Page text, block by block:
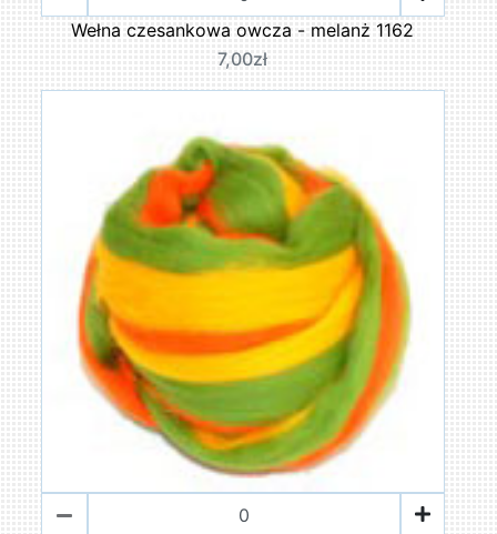
Wełna czesankowa owcza - melanż 1162
7,00zł